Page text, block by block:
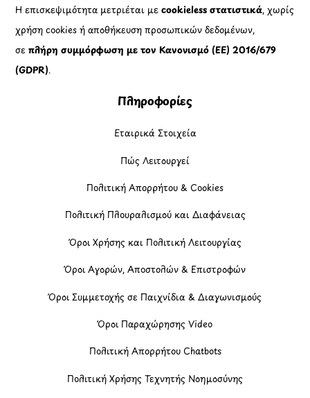
Η επισκεψιμότητα μετριέται μεcookieless στατιστικά, χωρίς
χρήση cookies ή αποθήκευση προσωπικών δεδομένων,
σεπλήρη συμμόρφωση με τον Κανονισμό (ΕΕ) 2016/679
(GDPR).
Πληροφορίες
Εταιρικά Στοιχεία
Πώς Λειτουργεί
Πολιτική Απορρήτου & Cookies
Πολιτική Πλουραλισμού και Διαφάνειας
Όροι Χρήσης και Πολιτική Λειτουργίας
Όροι Αγορών, Αποστολών & Επιστροφών
Όροι Συμμετοχής σε Παιχνίδια & Διαγωνισμούς
Όροι Παραχώρησης Video
Πολιτική Απορρήτου Chatbots
Πολιτική Χρήσης Τεχνητής Νοημοσύνης